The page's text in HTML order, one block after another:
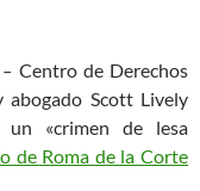
Centro de Derechos
Scott Lively
un «crimen de lesa
de Roma de la Corte